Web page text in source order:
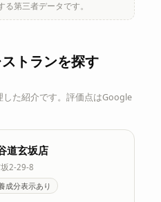
第三者データです。
トランを探す
た紹介です。評価点はGoogle
道玄坂店
2-29-8
成分表示あり